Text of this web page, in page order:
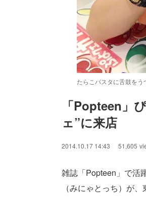
たらこパスタに舌鼓をう
「Popteen」
ェ”に来店
2014.10.17 14:43 51,605
雑誌「Popteen」で活
（みにゃとっち）が